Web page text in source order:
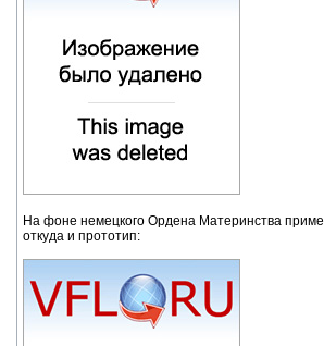
На фоне немецкого Ордена Материнства
откуда и прототип: